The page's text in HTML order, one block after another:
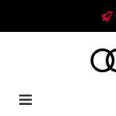
Zum Hauptinhalt springen